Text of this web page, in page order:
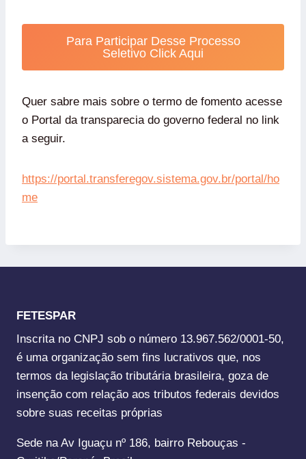
Para Participar Desse Processo
Seletivo Click Aqui
Quer sabre mais sobre o termo de fomento acesse
o Portal da transparecia do governo federal no link
a seguir.
https://portal.transferegov.sistema.gov.br/portal/ho
me
FETESPAR
Inscrita no CNPJ sob o número 13.967.562/0001-50,
é uma organização sem fins lucrativos que, nos
termos da legislação tributária brasileira, goza de
insenção com relação aos tributos federais devidos
sobre suas receitas próprias
Sede na Av Iguaçu nº 186, bairro Rebouças -